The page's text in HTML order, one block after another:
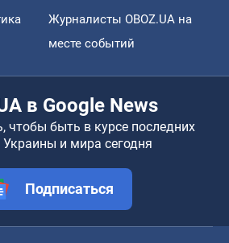
Журналисты OBOZ.UA на
месте событий
в Google News
чтобы быть в курсе последних
Украины и мира сегодня
Подписаться